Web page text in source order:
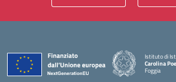
Istituto di
Carolina
Foggia
— Visita la